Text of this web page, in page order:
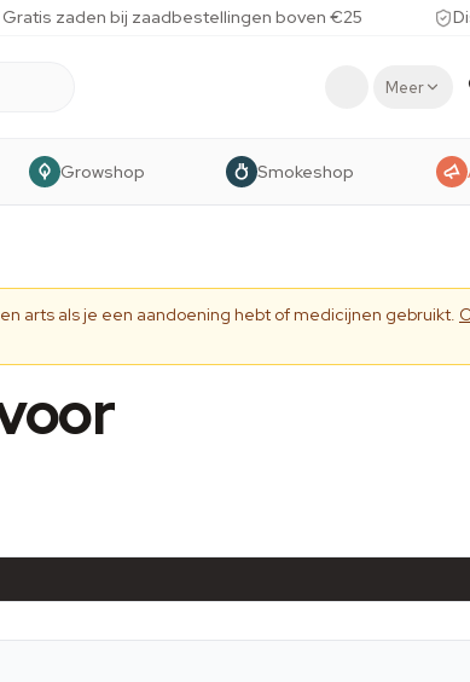
Gratis zaden bij zaadbestellingen boven €25
Meer
Growshop Smokeshop
arts als je een aandoening hebt of medicijnen gebruikt.